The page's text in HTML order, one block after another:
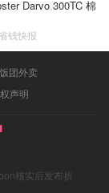
Darvo 300TC 棉
钱快报
饭团外卖
声明
核实后发布折